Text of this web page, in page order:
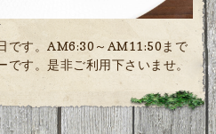
です。AM6:30～AM11:50まで
す。是非ご利用下さいませ。